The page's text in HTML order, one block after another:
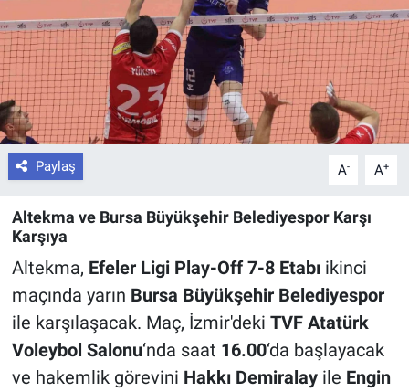
Paylaş A- A+
Altekma ve Bursa Büyükşehir Belediyespor Karşı
Karşıya
Altekma, Efeler Ligi Play-Off 7-8 Etabıikinci
maçında yarın Bursa Büyükşehir Belediyespor
ile karşılaşacak. Maç, İzmir'deki TVF Atatürk
Voleybol Salonu‘nda saat 16.00‘da başlayacak
ve hakemlik görevini Hakkı Demiralayile Engin